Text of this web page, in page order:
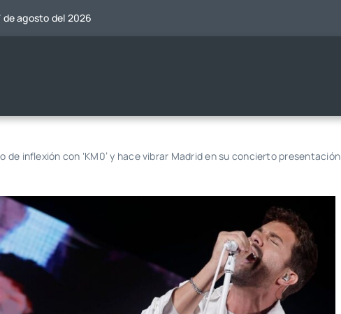
de agosto del 2026
de inflexión con ‘KM0’ y hace vibrar Madrid en su concierto presentación